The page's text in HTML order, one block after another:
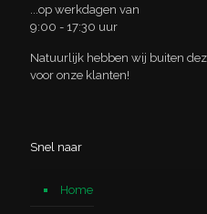
...op werkdagen van
9:00 - 17:30 uur
Natuurlijk hebben wij buiten
voor onze klanten!
Snel naar
Home